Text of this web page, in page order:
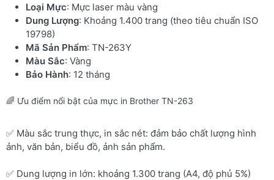
Loại Mực: Mực laser màu vàng
Dung Lượng: Khoảng 1.400 trang (theo tiêu chuẩn ISO
19798)
Mã Sản Phẩm: TN-263Y
Màu Sắc: Vàng
Bảo Hành: 12 tháng
🌈 Ưu điểm nổi bật của mực in Brother TN-263
✅ Màu sắc trung thực, in sắc nét: đảm bảo chất lượng hình
ảnh, văn bản, biểu đồ, ảnh sản phẩm.
✅ Dung lượng in lớn: khoảng 1.300 trang (A4, độ phủ 5%)